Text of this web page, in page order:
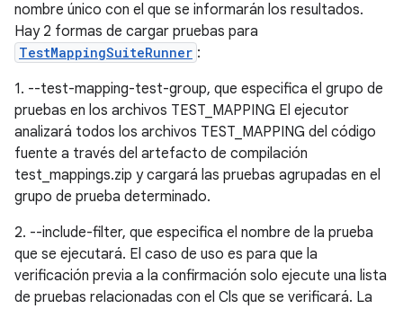
nombre único con el que se informarán los resultados.
Hay 2 formas de cargar pruebas para
TestMappingSuiteRunner :
1. --test-mapping-test-group, que especifica el grupo de
pruebas en los archivos TEST_MAPPING El ejecutor
analizará todos los archivos TEST_MAPPING del código
fuente a través del artefacto de compilación
test_mappings.zip y cargará las pruebas agrupadas en el
grupo de prueba determinado.
2. --include-filter, que especifica el nombre de la prueba
que se ejecutará. El caso de uso es para que la
verificación previa a la confirmación solo ejecute una lista
de pruebas relacionadas con el Cls que se verificará. La